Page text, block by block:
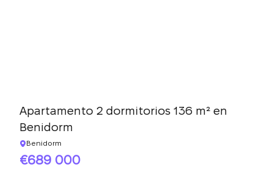
Apartamento 2 dormitorios 136 m² en
Benidorm
Benidorm
689 000